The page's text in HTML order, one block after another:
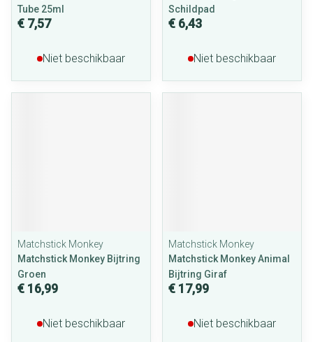
Tube 25ml
€ 7,57
Niet beschikbaar
Schildpad
€ 6,43
Niet beschikbaar
Matchstick Monkey
Matchstick Monkey Bijtring
Groen
€ 16,99
Niet beschikbaar
Matchstick Monkey
Matchstick Monkey Animal
Bijtring Giraf
€ 17,99
Niet beschikbaar